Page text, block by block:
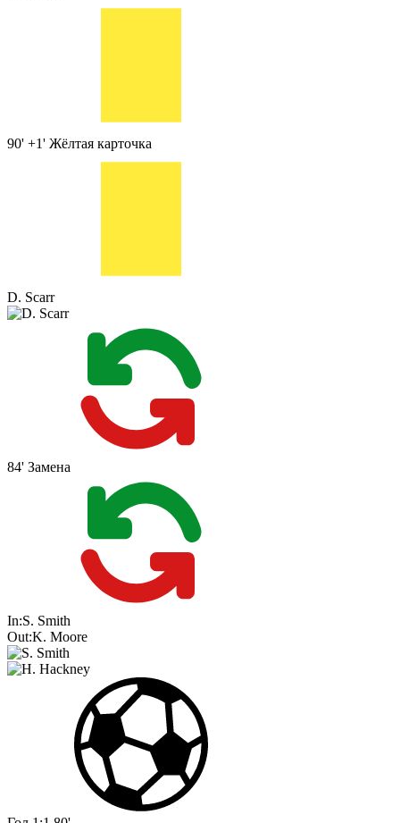
90' +1' Жёлтая карточка
D. Scarr
84' Замена
In:S. Smith
Out:K. Moore